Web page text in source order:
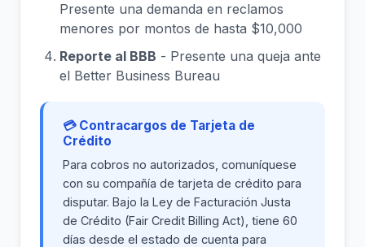
Presente una demanda en reclamos
menores por montos de hasta $10,000
Reporte al BBB - Presente una queja ante
el Better Business Bureau
💳 Contracargos de Tarjeta de
Crédito
Para cobros no autorizados, comuníquese
con su compañía de tarjeta de crédito para
disputar. Bajo la Ley de Facturación Justa
de Crédito (Fair Credit Billing Act), tiene 60
días desde el estado de cuenta para